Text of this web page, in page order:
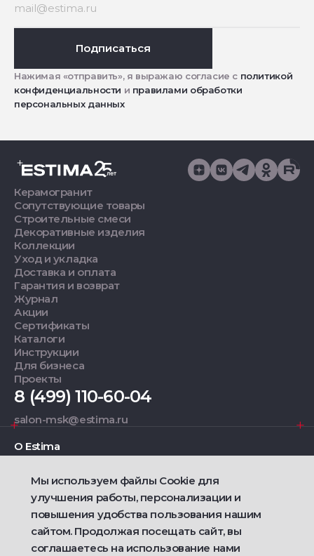
Подписаться
Нажимая «отправить», я выражаю согласие с политикой
конфиденциальности и правилами обработки
персональных данных
Керамогранит
Сопутствующие товары
Строительные смеси
Декоративные изделия
Коллекции
Уход и укладка
Доставка и оплата
Гарантия и возврат
Журнал
Акции
Сертификаты
Каталоги
Инструкции
Для бизнеса
Проекты
8 (499) 110-60-04
salon-msk@estima.ru
О Estima
Дизайнерам
Фирменные салоны
2021 — 2026 © Estima
Мы используем файлы Cookie для
улучшения работы, персонализации и
повышения удобства пользования нашим
сайтом. Продолжая посещать сайт, вы
соглашаетесь на использование нами